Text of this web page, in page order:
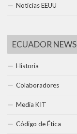
Noticias EEUU
ECUADOR NEWS
Historia
Colaboradores
Media KIT
Código de Ética